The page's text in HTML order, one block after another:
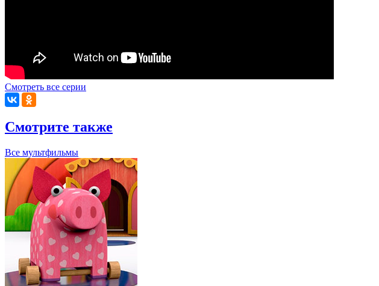
Смотреть все серии
Смотрите также
Все мультфильмы